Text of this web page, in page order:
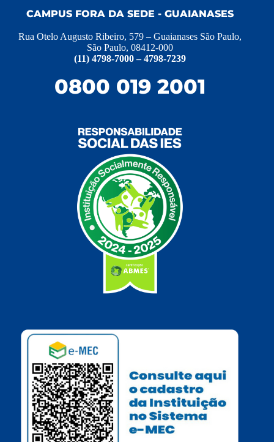
CAMPUS FORA DA SEDE - GUAIANASES
Rua Otelo Augusto Ribeiro, 579 – Guaianases São Paulo,
São Paulo, 08412-000
(11) 4798-7000 – 4798-7239
0800 019 2001